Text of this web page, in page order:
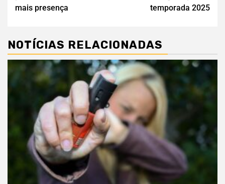
mais presença
temporada 2025
NOTÍCIAS RELACIONADAS